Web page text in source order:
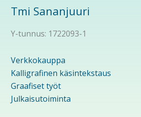
Tmi Sananjuuri
Y-tunnus: 1722093-1
Verkkokauppa
Kalligrafinen käsintekstaus
Graafiset työt
Julkaisutoiminta